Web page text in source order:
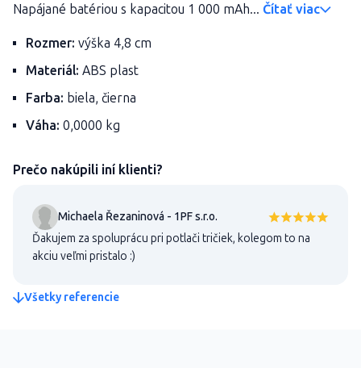
Napájané batériou s kapacitou 1 000 mAh... Čítať viac
Rozmer: výška 4,8 cm
Materiál: ABS plast
Farba: biela, čierna
Váha: 0,0000 kg
Prečo nakúpili iní klienti?
Michaela Řezaninová - 1PF s.r.o.
Ďakujem za spoluprácu pri potlači tričiek, kolegom to na
akciu veľmi pristalo :)
Všetky referencie